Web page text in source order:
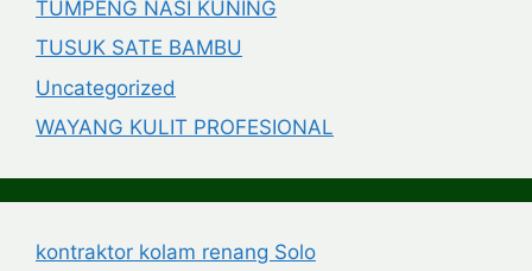
TUMPENG NASI KUNING
TUSUK SATE BAMBU
Uncategorized
WAYANG KULIT PROFESIONAL
kontraktor kolam renang Solo